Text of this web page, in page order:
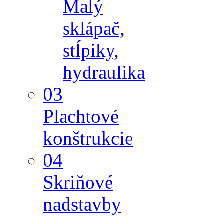
Malý
sklápač,
stĺpiky,
hydraulika
03
Plachtové
konštrukcie
04
Skriňové
nadstavby